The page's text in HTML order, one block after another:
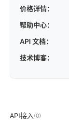
价格详情：
帮助中心：
API 文档：
技术博客：
API接入 (0)